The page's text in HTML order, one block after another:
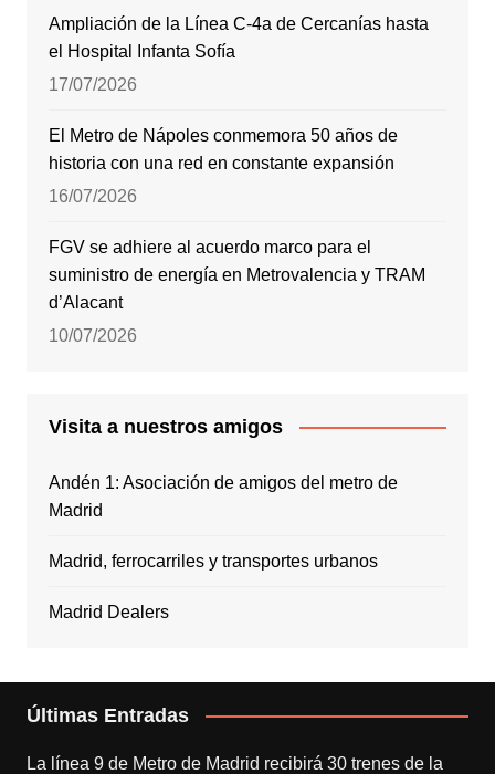
Ampliación de la Línea C-4a de Cercanías hasta
el Hospital Infanta Sofía
17/07/2026
El Metro de Nápoles conmemora 50 años de
historia con una red en constante expansión
16/07/2026
FGV se adhiere al acuerdo marco para el
suministro de energía en Metrovalencia y TRAM
d’Alacant
10/07/2026
Visita a nuestros amigos
Andén 1: Asociación de amigos del metro de
Madrid
Madrid, ferrocarriles y transportes urbanos
Madrid Dealers
Últimas Entradas
La línea 9 de Metro de Madrid recibirá 30 trenes de la